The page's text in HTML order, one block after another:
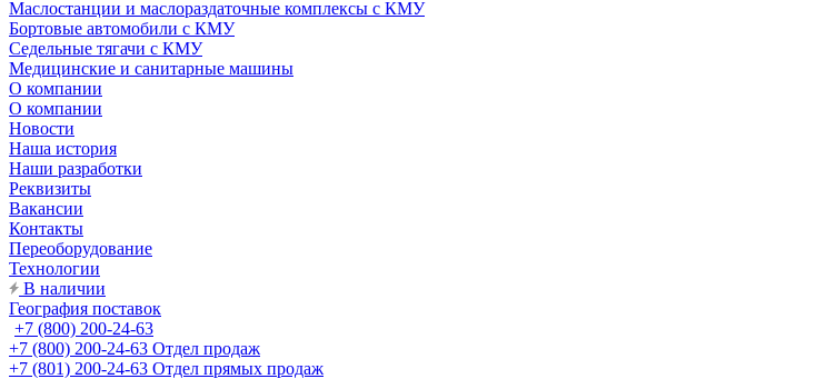
Маслостанции и маслораздаточные комплексы с КМУ
Бортовые автомобили с КМУ
Седельные тягачи с КМУ
Медицинские и санитарные машины
О компании
О компании
Новости
Наша история
Наши разработки
Реквизиты
Вакансии
Контакты
Переоборудование
Технологии
В наличии
География поставок
+7 (800) 200-24-63
+7 (800) 200-24-63 Отдел продаж
+7 (801) 200-24-63 Отдел прямых продаж